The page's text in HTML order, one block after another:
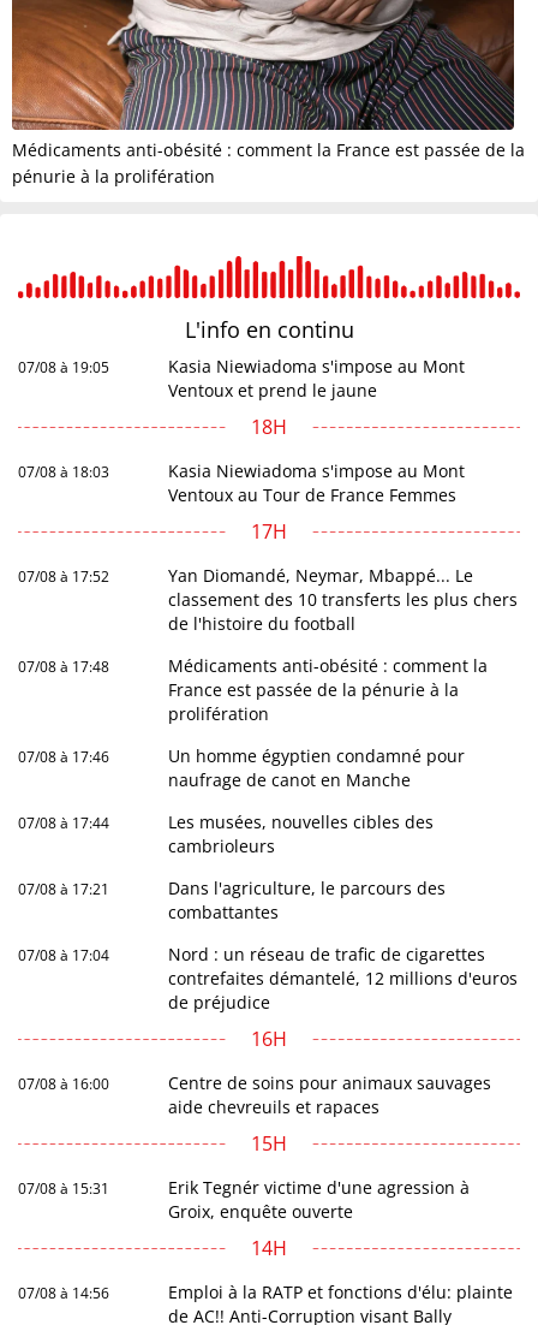
Médicaments anti-obésité : comment la France est passée de la
pénurie à la prolifération
L'info en continu
07/08 à 19:05
Kasia Niewiadoma s'impose au Mont
Ventoux et prend le jaune
18H
07/08 à 18:03
Kasia Niewiadoma s'impose au Mont
Ventoux au Tour de France Femmes
17H
07/08 à 17:52
Yan Diomandé, Neymar, Mbappé... Le
classement des 10 transferts les plus chers
de l'histoire du football
07/08 à 17:48
Médicaments anti-obésité : comment la
France est passée de la pénurie à la
prolifération
07/08 à 17:46
Un homme égyptien condamné pour
naufrage de canot en Manche
07/08 à 17:44
Les musées, nouvelles cibles des
cambrioleurs
07/08 à 17:21
Dans l'agriculture, le parcours des
combattantes
07/08 à 17:04
Nord : un réseau de trafic de cigarettes
contrefaites démantelé, 12 millions d'euros
de préjudice
16H
07/08 à 16:00
Centre de soins pour animaux sauvages
aide chevreuils et rapaces
15H
07/08 à 15:31
Erik Tegnér victime d'une agression à
Groix, enquête ouverte
14H
07/08 à 14:56
Emploi à la RATP et fonctions d'élu: plainte
de AC!! Anti-Corruption visant Bally